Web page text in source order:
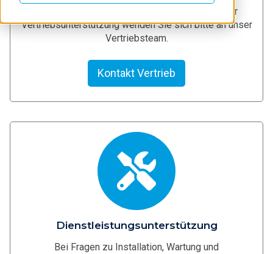
Für Produktinformationen, Vorführanfragen oder
Vertriebsunterstützung wenden Sie sich bitte an unser
Vertriebsteam.
Kontakt Vertrieb
Dienstleistungsunterstützung
Bei Fragen zu Installation, Wartung und